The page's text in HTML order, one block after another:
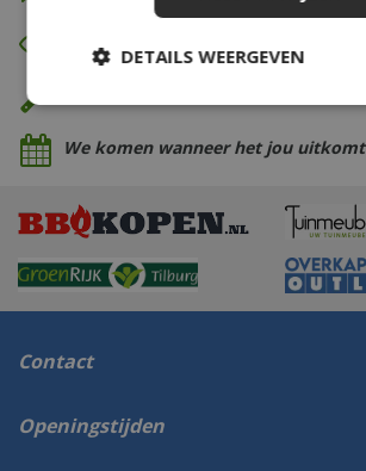
We komen wanneer het jou uitkomt
Contact
Openingstijden
DETAILS WEERGEVEN